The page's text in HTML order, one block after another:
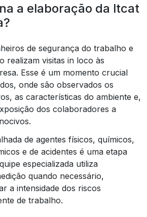
a elaboração da ltcat
de segurança do trabalho e
realizam visitas in loco às
Esse é um momento crucial
onde são observados os
as características do ambiente e,
dos colaboradores a
de agentes físicos, químicos,
e de acidentes é uma etapa
especializada utiliza
quando necessário,
a intensidade dos riscos
de trabalho.